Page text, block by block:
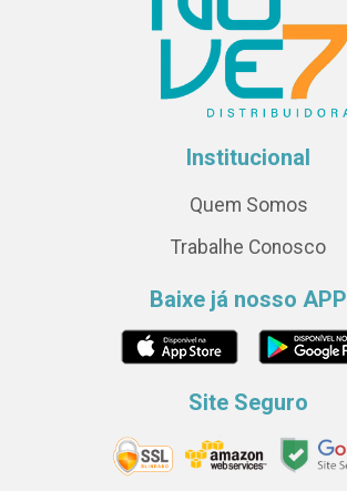
Institucional
Quem Somos
Trabalhe Conosco
Baixe já nosso APP
Site Seguro